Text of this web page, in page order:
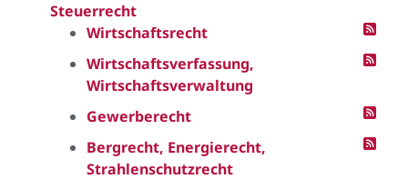
Steuerrecht
Wirtschaftsrecht
Wirtschaftsverfassung,
Wirtschaftsverwaltung
Gewerberecht
Bergrecht, Energierecht,
Strahlenschutzrecht